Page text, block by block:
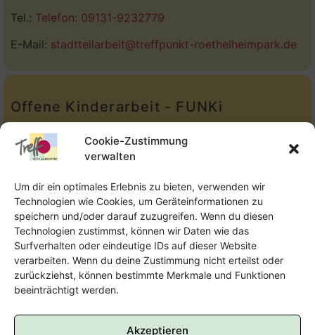
Cookie-Zustimmung
verwalten
Um dir ein optimales Erlebnis zu bieten, verwenden wir
Technologien wie Cookies, um Geräteinformationen zu
speichern und/oder darauf zuzugreifen. Wenn du diesen
Technologien zustimmst, können wir Daten wie das
Surfverhalten oder eindeutige IDs auf dieser Website
verarbeiten. Wenn du deine Zustimmung nicht erteilst oder
zurückziehst, können bestimmte Merkmale und Funktionen
beeinträchtigt werden.
Akzeptieren
Tel.: Telefon: 09131-9232779
E-Mail: stadtteilarbeit@treffpunkt-roethelheimpark.de
Offene Kinderarbeit - FUNKi
Tel.:Telefon: 09131-610749
E-Mail:oka@treffpunkt-roethelheimpark.de
Offene Jugendarbeit - Easthouse
Tel:
09131–302259
E-Mail:oja@treffpunkt-roethelheimpark.de